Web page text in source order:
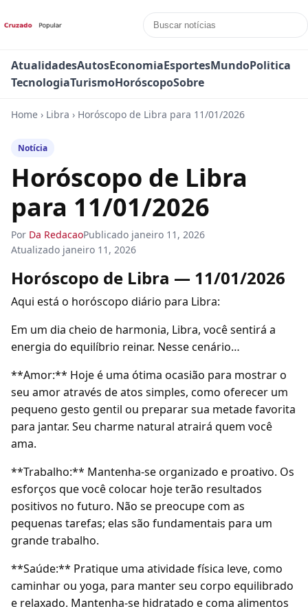
AtualidadesAutosEconomiaEsportesMundoPolitica
TecnologiaTurismoHoróscopoSobre
Home › Libra › Horóscopo de Libra para 11/01/2026
Notícia
Horóscopo de Libra
para 11/01/2026
Por Da RedacaoPublicado janeiro 11, 2026
Atualizado janeiro 11, 2026
Horóscopo de Libra — 11/01/2026
Aqui está o horóscopo diário para Libra:
Em um dia cheio de harmonia, Libra, você sentirá a
energia do equilíbrio reinar. Nesse cenário…
**Amor:** Hoje é uma ótima ocasião para mostrar o
seu amor através de atos simples, como oferecer um
pequeno gesto gentil ou preparar sua metade favorita
para jantar. Seu charme natural atrairá quem você
ama.
**Trabalho:** Mantenha-se organizado e proativo. Os
esforços que você colocar hoje terão resultados
positivos no futuro. Não se preocupe com as
pequenas tarefas; elas são fundamentais para um
grande trabalho.
**Saúde:** Pratique uma atividade física leve, como
caminhar ou yoga, para manter seu corpo equilibrado
e relaxado. Mantenha-se hidratado e coma alimentos